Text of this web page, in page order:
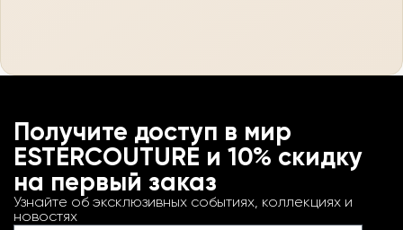
Получите доступ в мир
ESTERCOUTURE и 10% скидку
на первый заказ
Узнайте об эксклюзивных событиях, коллекциях и
новостях